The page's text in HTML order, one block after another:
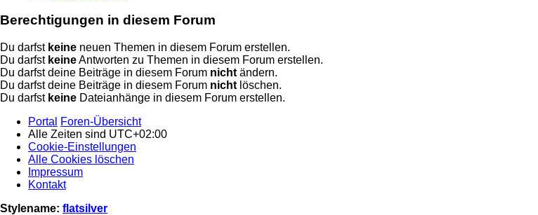
Berechtigungen in diesem Forum
Du darfst keine neuen Themen in diesem Forum erstellen.
Du darfst keineAntworten zu Themen in diesem Forum erstellen.
Du darfst deine Beiträge in diesem Forum nicht ändern.
Du darfst deine Beiträge in diesem Forum nicht löschen.
Du darfst keine Dateianhänge in diesem Forum erstellen.
Portal
Foren-Übersicht
Alle Zeiten sind UTC+02:00
Cookie-Einstellungen
Alle Cookies löschen
Impressum
Kontakt
Stylename: flatsilver